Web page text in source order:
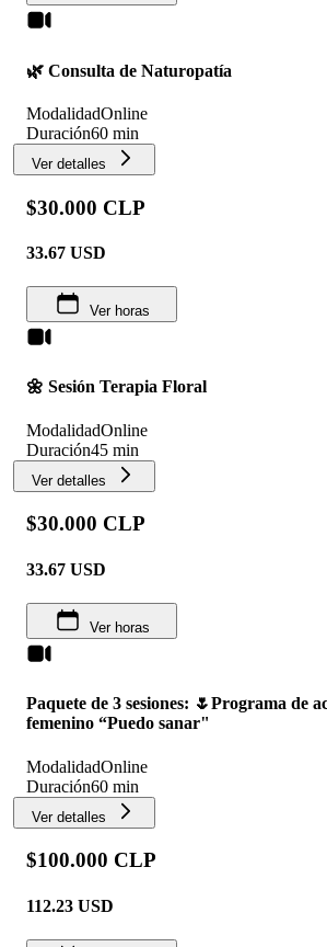
🌿 Consulta de Naturopatía
ModalidadOnline
Duración60 min
Ver detalles
$30.000 CLP
33.67 USD
Ver horas
🌼 Sesión Terapia Floral
ModalidadOnline
Duración45 min
Ver detalles
$30.000 CLP
33.67 USD
Ver horas
Paquete de 3 sesiones: 🌷Programa de
femenino “Puedo sanar"
ModalidadOnline
Duración60 min
Ver detalles
$100.000 CLP
112.23 USD